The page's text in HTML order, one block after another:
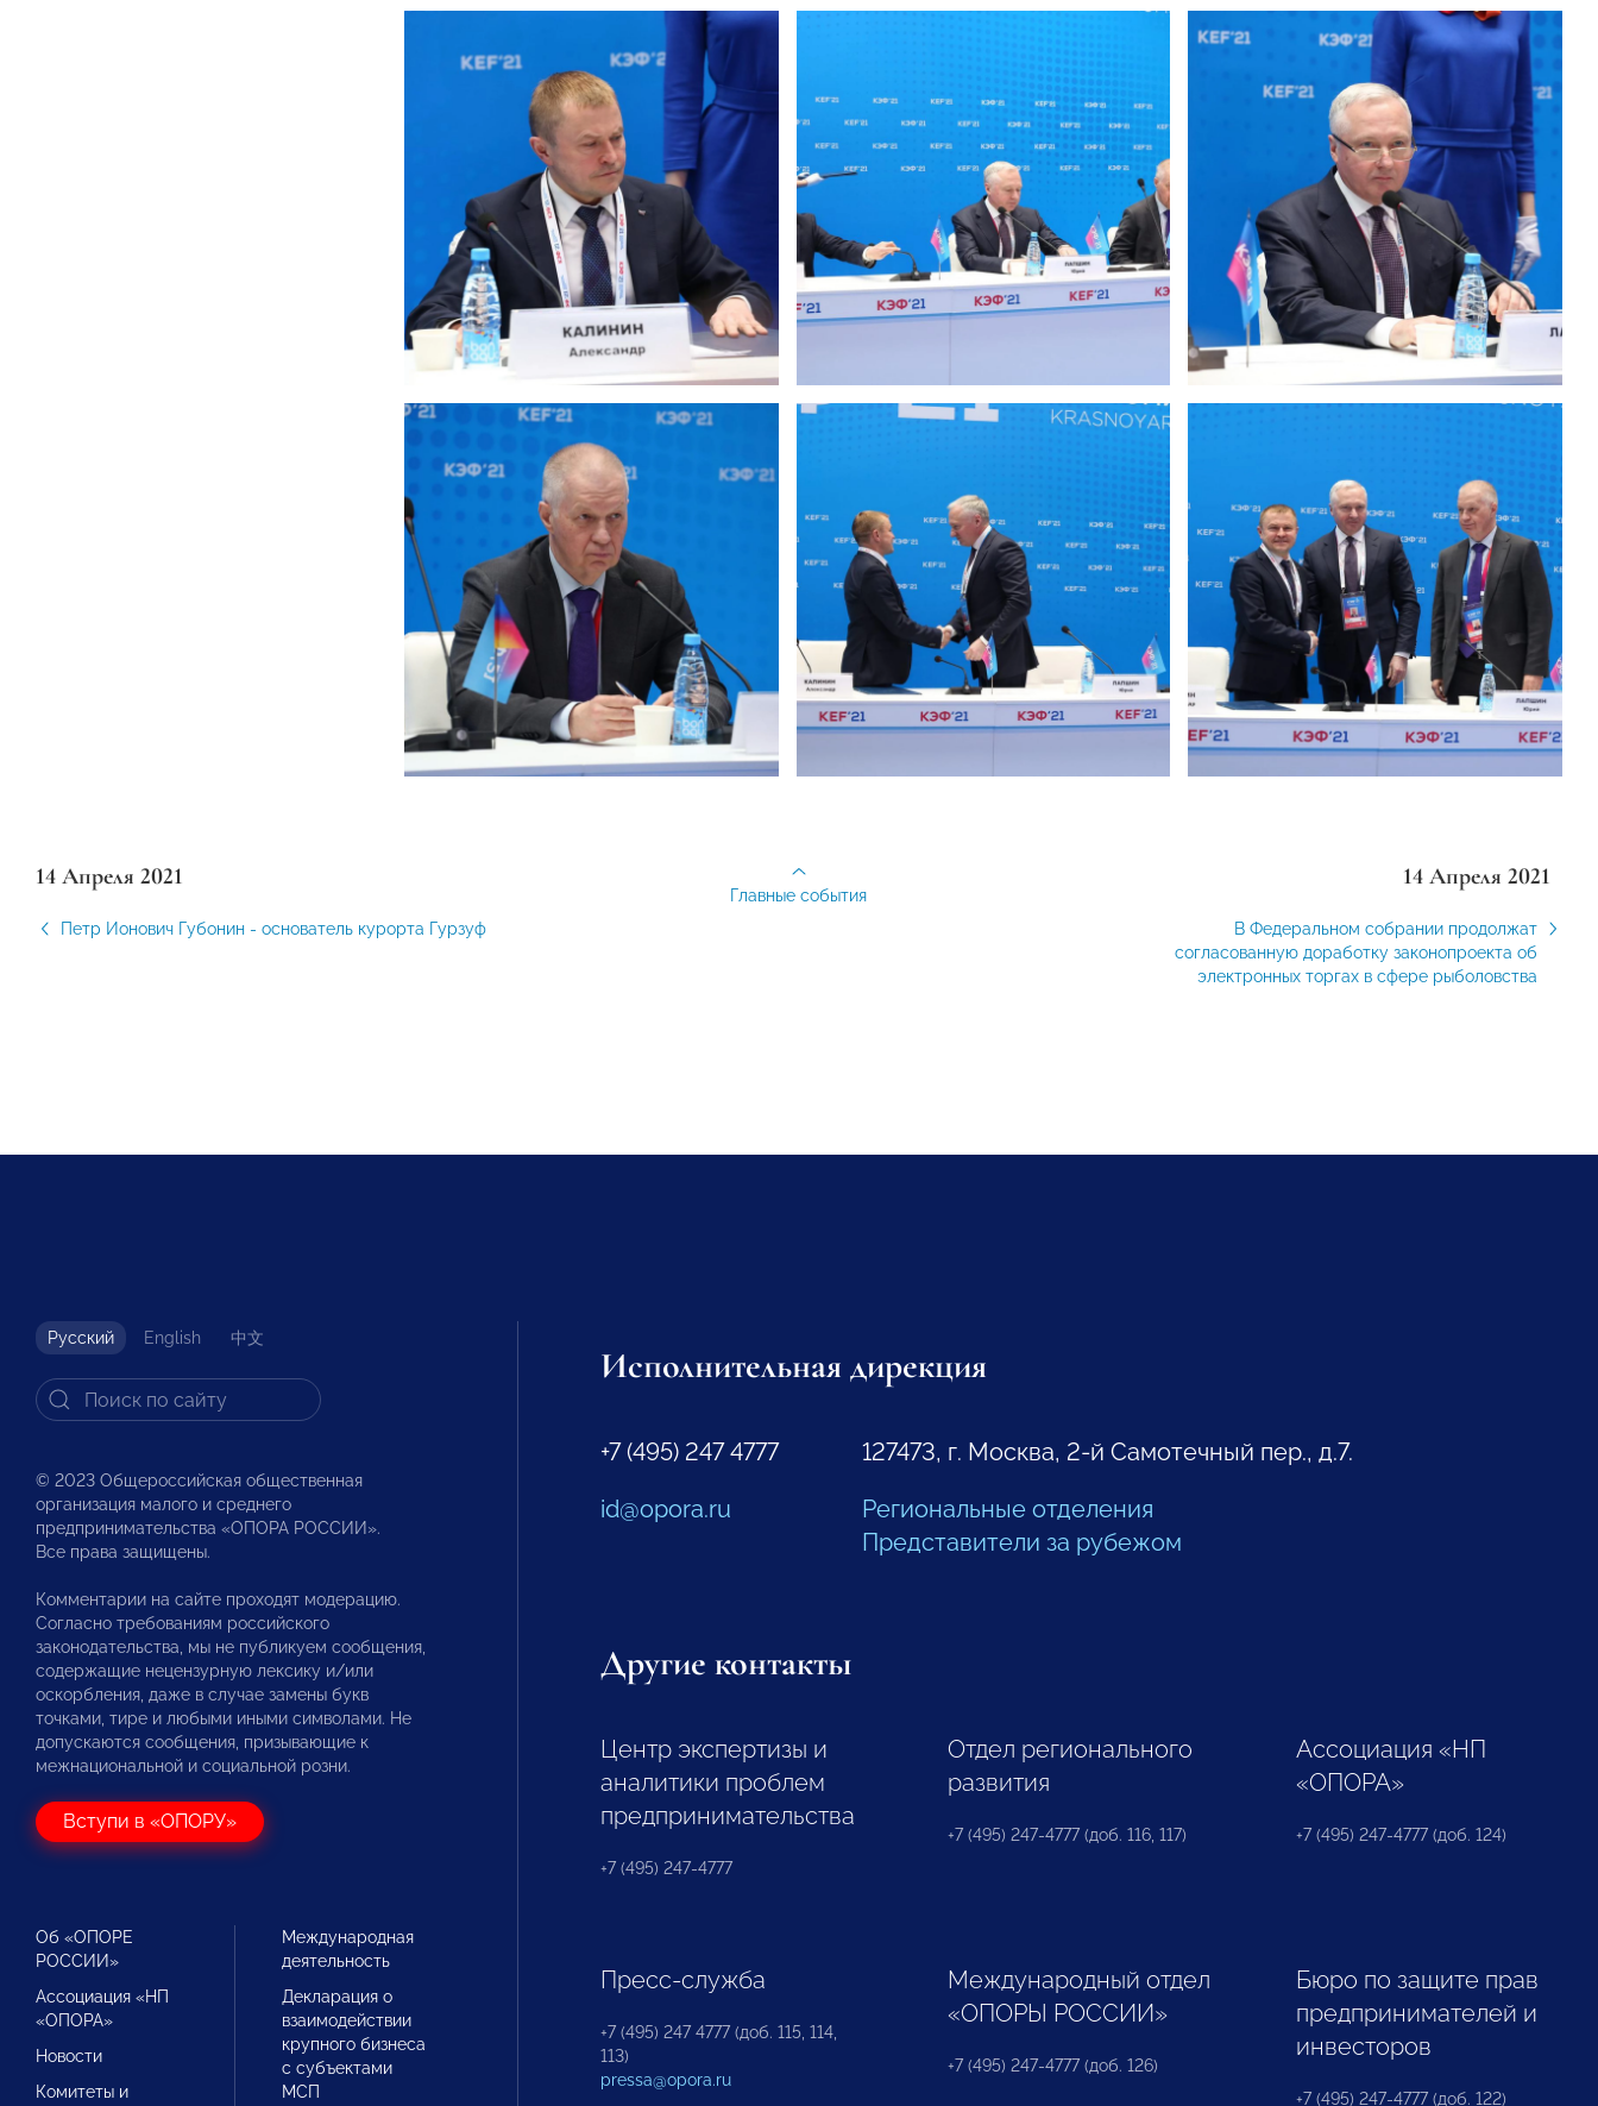
14 Апреля 2021
Петр Ионович Губонин - основатель курорта Гурзуф
14 Апреля 2021
В Федеральном собрании продолжат
согласованную доработку законопроекта об
электронных торгах в сфере рыболовства
Главные события
Русский English 中文
© 2023 Общероссийская общественная
организация малого и среднего
предпринимательства «ОПОРА РОССИИ».
Все права защищены.
Комментарии на сайте проходят модерацию.
Согласно требованиям российского
законодательства, мы не публикуем сообщения,
содержащие нецензурную лексику и/или
оскорбления, даже в случае замены букв
точками, тире и любыми иными символами. Не
допускаются сообщения, призывающие к
межнациональной и социальной розни.
Вступи в «ОПОРУ»
Об «ОПОРЕ
РОССИИ»
Ассоциация «НП
«ОПОРА»
Новости
Комитеты и
Международная
деятельность
Декларация о
взаимодействии
крупного бизнеса
с субъектами
МСП
Исполнительная дирекция
+7 (495) 247 4777
id@opora.ru
127473, г. Москва, 2-й Самотечный пер., д.7.
Региональные отделения
Представители за рубежом
Другие контакты
Центр экспертизы и
аналитики проблем
предпринимательства
+7 (495) 247-4777
Отдел регионального
развития
+7 (495) 247-4777 (доб. 116, 117)
Ассоциация «НП
«ОПОРА»
+7 (495) 247-4777 (доб. 124)
Пресс-служба
+7 (495) 247 4777 (доб. 115, 114,
113)
pressa@opora.ru
Международный отдел
«ОПОРЫ РОССИИ»
+7 (495) 247-4777 (доб. 126)
Бюро по защите прав
предпринимателей и
инвесторов
+7 (495) 247-4777 (доб. 122)